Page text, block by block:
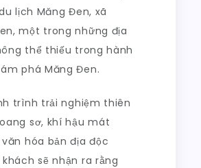
lịch Măng Đen, xã
một trong những địa
thể thiếu trong hành
phá Măng Đen.
trình trải nghiệm thiên
sơ, khí hậu mát
hóa bản địa độc
sẽ nhận ra rằng